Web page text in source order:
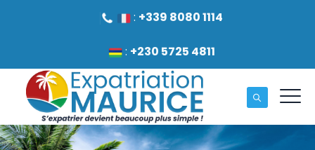
: +339 8080 1114
: +230 5725 4811